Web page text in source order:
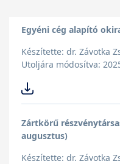
Egyéni cég alapító
Készítette: dr. Závotka
Utoljára módosítva:
Zártkörű
augusztus)
Készítette: dr. Závotka